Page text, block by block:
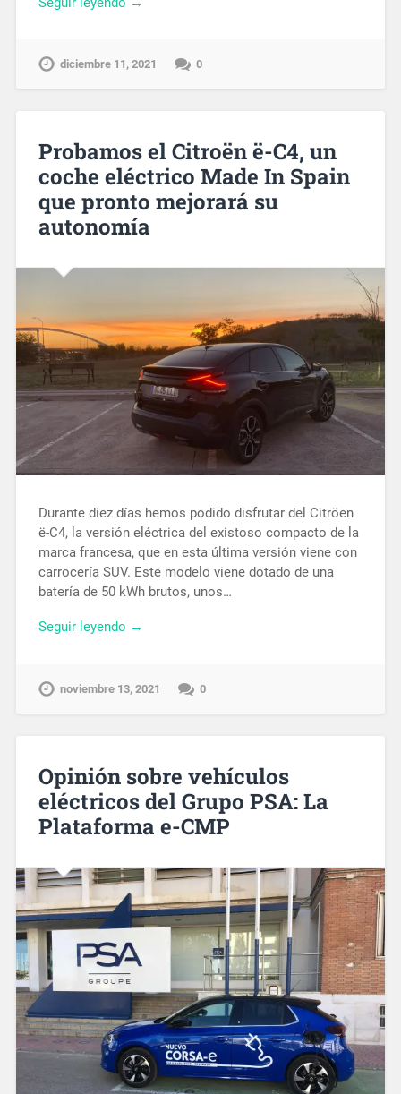
diciembre 11, 2021 0
Probamos el Citroën ë-C4, un
coche eléctrico Made In Spain
que pronto mejorará su
autonomía
Durante diez días hemos podido disfrutar del Citröen
ë-C4, la versión eléctrica del existoso compacto de la
marca francesa, que en esta última versión viene con
carrocería SUV. Este modelo viene dotado de una
batería de 50 kWh brutos, unos…
Seguir leyendo →
noviembre 13, 2021 0
Opinión sobre vehículos
eléctricos del Grupo PSA: La
Plataforma e-CMP